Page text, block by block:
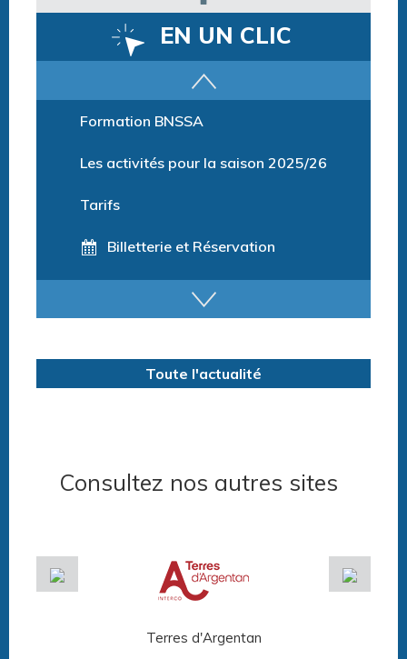
EN UN CLIC
Parcours training
Les activités pour la saison 2025/26
Horaires espace détente
Toute l'actualité
Consultez nos autres sites
Terres d'Argentan